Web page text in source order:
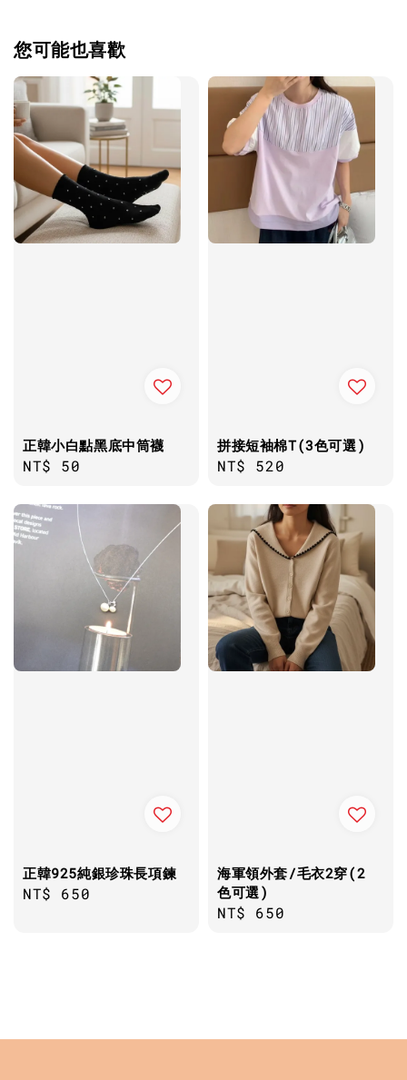
您可能也喜歡
正韓小白點黑底中筒襪
Regular
NT$ 50
拼接短袖棉T(3色可選)
Regular
NT$ 520
正韓925純銀珍珠長項鍊
Regular
NT$ 650
海軍領外套/毛衣2穿(2
色可選)
Regular
NT$ 650